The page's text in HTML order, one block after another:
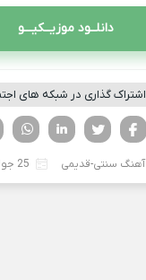
دانلــود موزیــکیـــو
اشتراک گذاری در شبکه های
تویتر
فیسوک
آهنگ سنتی-قدیمی 25 جولای 2023